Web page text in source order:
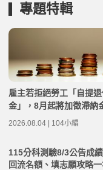
專題特輯
雇主若拒絕勞工「自提
金」，8月起將加徵滯納
2026.08.04 | 104小編
115分科測驗8/3公告成
回流名額、填志願攻略